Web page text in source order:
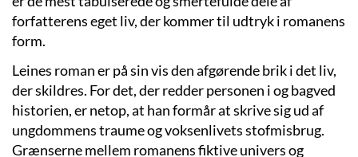
forfatterens eget liv, der kommer til udtryk i romanens
form.
Leines roman er på sin vis den afgørende brik i det liv,
der skildres. For det, der redder personen i og bagved
historien, er netop, at han formår at skrive sig ud af
ungdommens traume og voksenlivets stofmisbrug.
Grænserne mellem romanens fiktive univers og